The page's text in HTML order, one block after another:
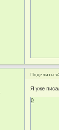
Поделиться
Я уже
0